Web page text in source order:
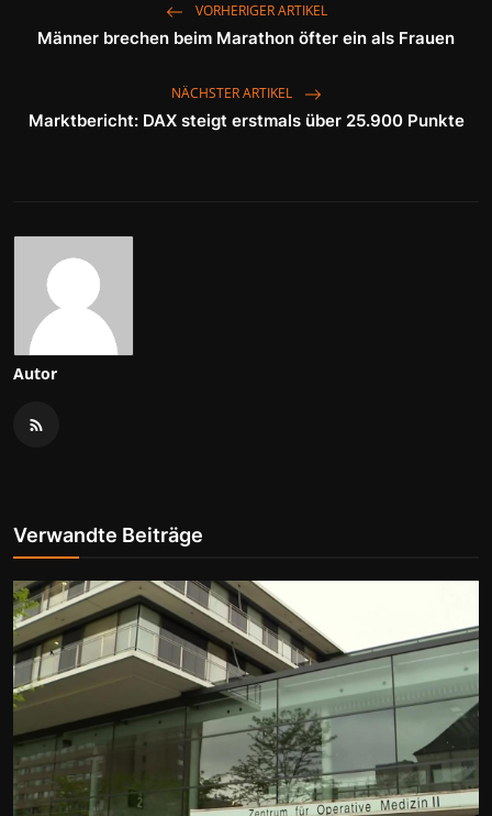
VORHERIGER ARTIKEL
Männer brechen beim Marathon öfter ein als Frauen
NÄCHSTER ARTIKEL
Marktbericht: DAX steigt erstmals über 25.900 Punkte
Autor
Verwandte Beiträge